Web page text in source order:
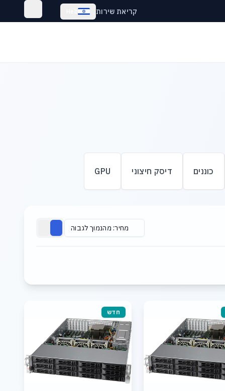
קריאת שירות
כוננים דיסק חיצוני GPU
מחיר: מהנמוך לגבוה
חדש